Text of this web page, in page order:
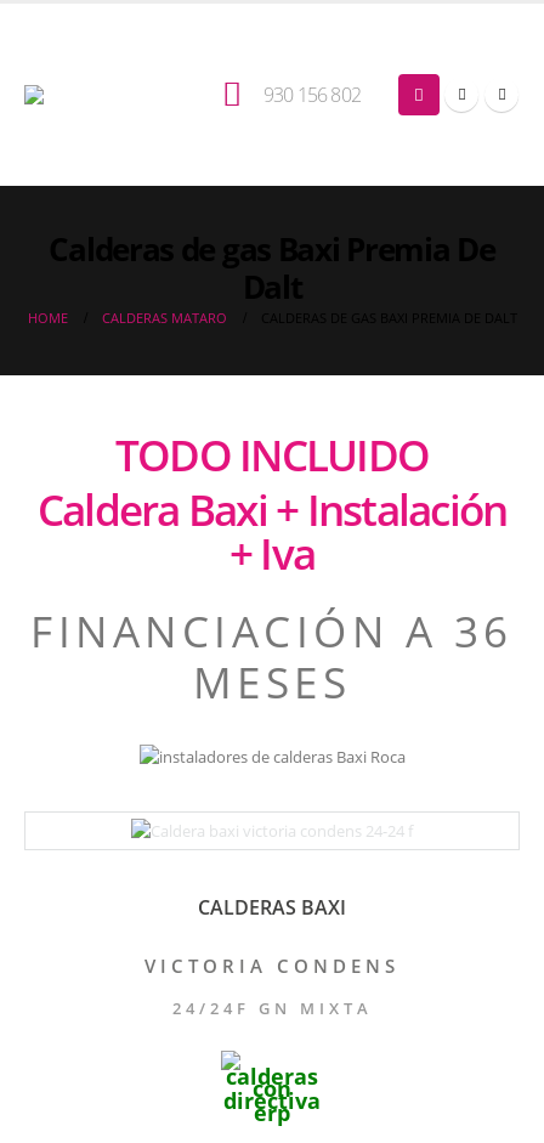
930 156 802
HOME CALDERAS MATARO
TODO INCLUIDO
Caldera Baxi + Instalación
+ Iva
FINANCIACIÓN A 36
MESES
CALDERAS BAXI
VICTORIA CONDENS
24/24F GN MIXTA